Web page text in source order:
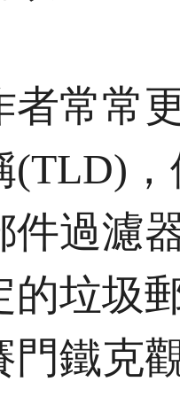
常常
(TLD)
件過濾
的垃圾
門鐵克